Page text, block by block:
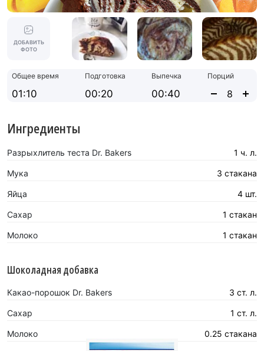
ДОБАВИТЬ
ФОТО
Общее время
01:10
Подготовка
00:20
Выпечка
00:40
Порций
Ингредиенты
Разрыхлитель теста Dr. Bakers 1 ч. л.
Мука 3 стакана
Яйца 4 шт.
Сахар 1 стакан
Молоко 1 стакан
Шоколадная добавка
Какао-порошок Dr. Bakers 3 ст. л.
Сахар 1 ст. л.
Молоко 0.25 стакана